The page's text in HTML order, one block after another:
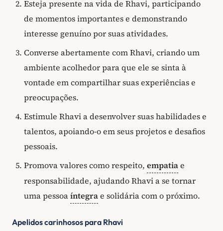
Esteja presente na vida de Rhavi, participando
de momentos importantes e demonstrando
interesse genuíno por suas atividades.
Converse abertamente com Rhavi, criando um
ambiente acolhedor para que ele se sinta à
vontade em compartilhar suas experiências e
preocupações.
Estimule Rhavi a desenvolver suas habilidades e
talentos, apoiando-o em seus projetos e desafios
pessoais.
Promova valores como respeito, empatiae
responsabilidade, ajudando Rhavi a se tornar
uma pessoaíntegrae solidária com o próximo.
Apelidos carinhosos para Rhavi